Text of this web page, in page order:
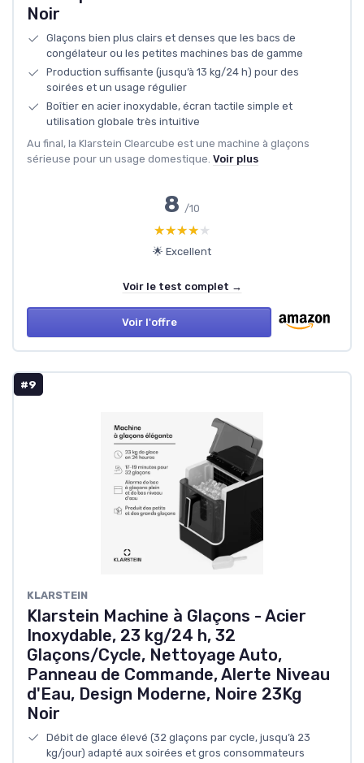
Noir
Glaçons bien plus clairs et denses que les bacs de
congélateur ou les petites machines bas de gamme
Production suffisante (jusqu’à 13 kg/24 h) pour des
soirées et un usage régulier
Boîtier en acier inoxydable, écran tactile simple et
utilisation globale très intuitive
Au final, la Klarstein Clearcube est une machine à glaçons
sérieuse pour un usage domestique. Voir plus
8 /10
★★★★★
★★★★★
🌟 Excellent
Voir le test complet →
Voir l'offre
#9
‎KLARSTEIN
Klarstein Machine à Glaçons - Acier
Inoxydable, 23 kg/24 h, 32
Glaçons/Cycle, Nettoyage Auto,
Panneau de Commande, Alerte Niveau
d'Eau, Design Moderne, Noire 23Kg
Noir
Débit de glace élevé (32 glaçons par cycle, jusqu’à 23
kg/jour) adapté aux soirées et gros consommateurs